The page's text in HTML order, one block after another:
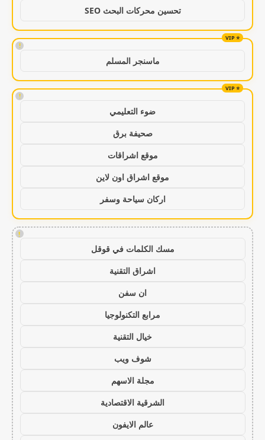
تحسين محركات البحث SEO
!
ماسنجر المسلم
!
ضوء التعليمي
صحيفة برق
موقع اشراقات
موقع اشراق اون لاين
اركان سياحة وسفر
!
مسك الكلمات في قوقل
اشراق التقنية
ان سفن
مرابع التكنولوجيا
خيال التقنية
شوف ويب
مجلة الاسهم
الشرقية الاقتصادية
عالم الايفون